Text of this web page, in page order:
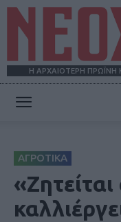
Η ΑΡΧΑΙΟΤΕΡΗ ΠΡΩΪΝΗ
ΑΓΡΟΤΙΚΑ